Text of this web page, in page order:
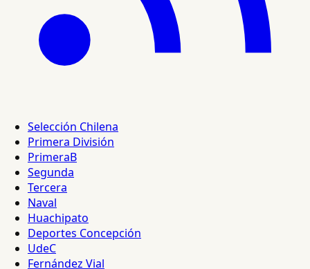
Selección Chilena
Primera División
PrimeraB
Segunda
Tercera
Naval
Huachipato
Deportes Concepción
UdeC
Fernández Vial